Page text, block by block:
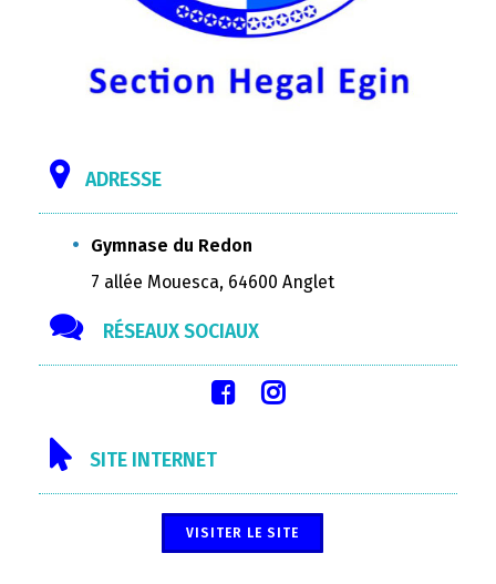
ADRESSE
Gymnase du Redon
7 allée Mouesca, 64600 Anglet
RÉSEAUX SOCIAUX
SITE INTERNET
VISITER LE SITE